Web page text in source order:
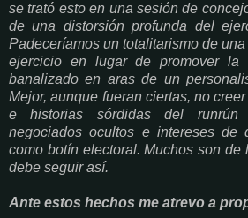
se trató esto en una sesión de
de una distorsión profunda del
Padeceríamos un totalitarismo de
ejercicio en lugar de promover la
banalizado en aras de un
Mejor, aunque fueran ciertas, no
e historias sórdidas del runrún
negociados ocultos e intereses de
como botín electoral. Muchos son
debe seguir así.
Ante estos hechos me atrevo a